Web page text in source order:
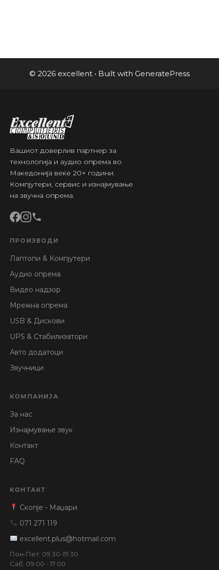
© 2026 excellent • Built with GeneratePress
Вашиот доверлив партнер за
технологија и аудио опрема во
Македонија веќе 20+ години.
Компјутери, сервис и изнајмување
на звучна опрема.
ПРОИЗВОДИ
Лаптопи & Компјутери
Аудио опрема
Видео надзор
Мрежна опрема
USB & Дискови
UPS & Стабилизатори
Авто додатоци
Звучници
КОМПАНИЈА
За нас
Изнајмување звук
Контакт
FAQ
КОНТАКТ
Скопје - Маџари
071 271 119
excellent.plus@hotmail.com
Пон-Пет: 09:30-19:30
Саб: 09:00 - 17:00